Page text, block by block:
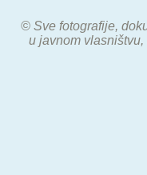
© Sve fotografije,
u javnom